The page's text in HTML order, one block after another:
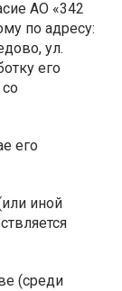
АО «342
по адресу:
ул.
его
его
иной
(среди